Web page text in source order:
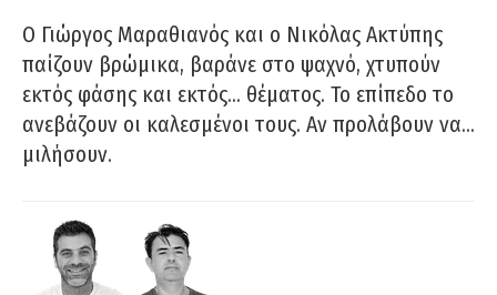
Ο Γιώργος Μαραθιανός και ο Νικόλας Ακτύπης
παίζουν βρώμικα, βαράνε στο ψαχνό, χτυπούν
εκτός φάσης και εκτός… θέματος. Το επίπεδο το
ανεβάζουν οι καλεσμένοι τους. Αν προλάβουν να…
μιλήσουν.